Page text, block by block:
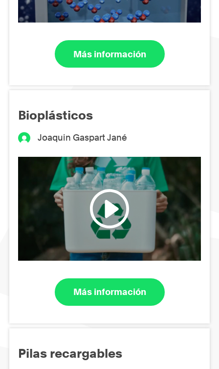
Más información
Bioplásticos
Joaquin Gaspart Jané
Más información
Pilas recargables